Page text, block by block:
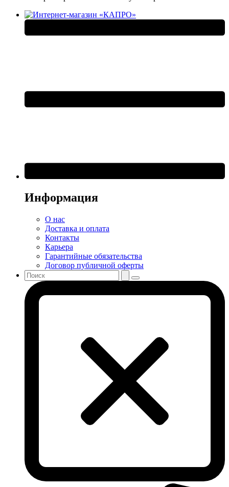
Информация
О нас
Доставка и оплата
Контакты
Карьера
Гарантийные обязательства
Договор публичной оферты